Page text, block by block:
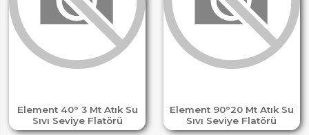
Element 40° 3 Mt Atık Su
Sıvı Seviye Flatörü
Element 90°20 Mt Atık Su
Sıvı Seviye Flatörü